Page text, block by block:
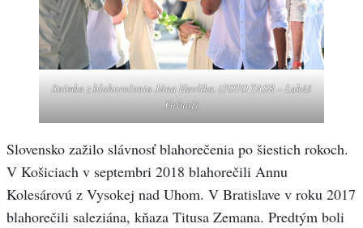
Snímka z blahorečenia Jána Havlíka. (FOTO TASR – Lukáš
Grinaj)
Slovensko zažilo slávnosť blahorečenia po šiestich rokoch.
V Košiciach v septembri 2018 blahorečili Annu
Kolesárovú z Vysokej nad Uhom. V Bratislave v roku 2017
blahorečili saleziána, kňaza Titusa Zemana. Predtým boli